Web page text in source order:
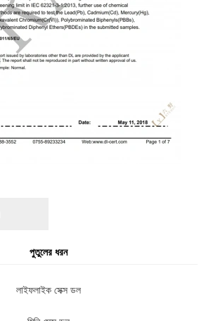
পুতুলের ধরন
লাইফলাইক সেক্স ডল